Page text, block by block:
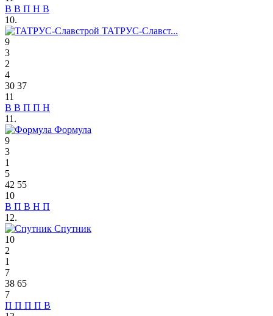
В В П Н В
10.
ТАТРУС-Славст...
9
3
2
4
30 37
11
В В П П Н
11.
Формула
9
3
1
5
42 55
10
В П В Н П
12.
Спутник
10
2
1
7
38 65
7
П П П П В